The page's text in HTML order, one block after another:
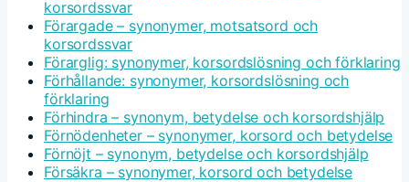
korsordssvar
Förargade – synonymer, motsatsord och
korsordssvar
Förarglig: synonymer, korsordslösning och förklaring
Förhållande: synonymer, korsordslösning och
förklaring
Förhindra – synonym, betydelse och korsordshjälp
Förnödenheter – synonymer, korsord och betydelse
Förnöjt – synonym, betydelse och korsordshjälp
Försäkra – synonymer, korsord och betydelse